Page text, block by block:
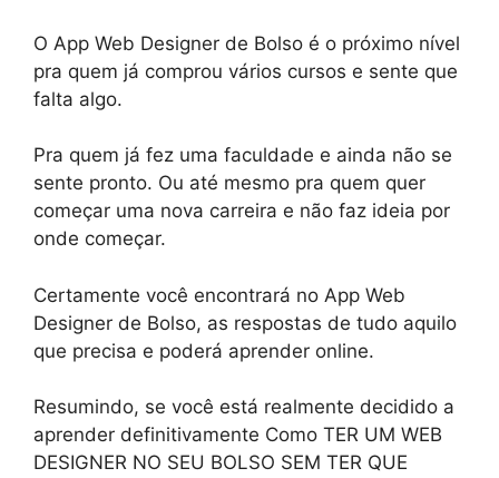
O App Web Designer de Bolso é o próximo nível
pra quem já comprou vários cursos e sente que
falta algo.
Pra quem já fez uma faculdade e ainda não se
sente pronto. Ou até mesmo pra quem quer
começar uma nova carreira e não faz ideia por
onde começar.
Certamente você encontrará no App Web
Designer de Bolso, as respostas de tudo aquilo
que precisa e poderá aprender online.
Resumindo, se você está realmente decidido a
aprender definitivamente Como TER UM WEB
DESIGNER NO SEU BOLSO SEM TER QUE